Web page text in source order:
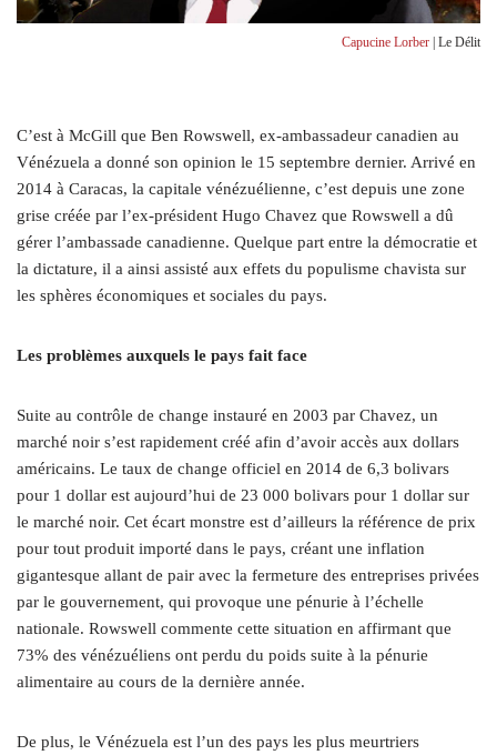
Capucine Lorber | Le Délit
C’est à McGill que Ben Rowswell, ex-ambassadeur canadien au
Vénézuela a donné son opinion le 15 septembre dernier. Arrivé en
2014 à Caracas, la capitale vénézuélienne, c’est depuis une zone
grise créée par l’ex-président Hugo Chavez que Rowswell a dû
gérer l’ambassade canadienne. Quelque part entre la démocratie et
la dictature, il a ainsi assisté aux effets du populisme chavista sur
les sphères économiques et sociales du pays.
Les problèmes auxquels le pays fait face
Suite au contrôle de change instauré en 2003 par Chavez, un
marché noir s’est rapidement créé afin d’avoir accès aux dollars
américains. Le taux de change officiel en 2014 de 6,3 bolivars
pour 1 dollar est aujourd’hui de 23 000 bolivars pour 1 dollar sur
le marché noir. Cet écart monstre est d’ailleurs la référence de prix
pour tout produit importé dans le pays, créant une inflation
gigantesque allant de pair avec la fermeture des entreprises privées
par le gouvernement, qui provoque une pénurie à l’échelle
nationale. Rowswell commente cette situation en affirmant que
73% des vénézuéliens ont perdu du poids suite à la pénurie
alimentaire au cours de la dernière année.
De plus, le Vénézuela est l’un des pays les plus meurtriers